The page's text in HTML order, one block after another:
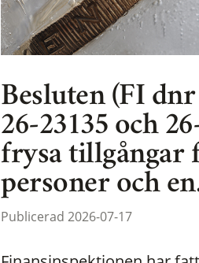
Besluten (FI dnr
26-23135 och
frysa tillgångar
personer och
Publicerad 2026-07-17